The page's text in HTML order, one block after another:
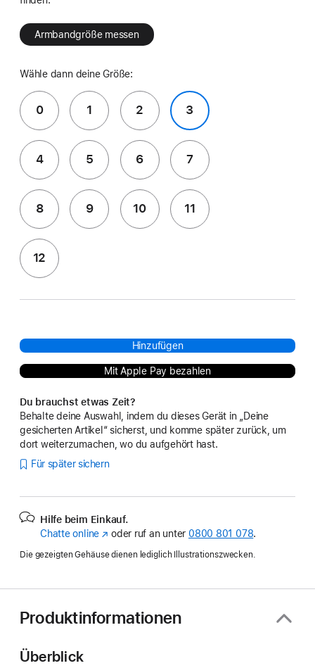
Armbandgröße messen
Wähle dann deine Größe:
0 1 2 3
4 5 6 7
8 9 10 11
12
Hinzufügen
Mit Apple Pay bezahlen
Du brauchst etwas Zeit?
Behalte deine Auswahl, indem du dieses Gerät in „Deine
gesicherten Artikel“ sicherst, und komme später zurück, um
dort weiterzumachen, wo du aufgehört hast.
Für später sichern
Hilfe beim Einkauf.
Chatte online (Öffnet
neues
oder ruf an unter 0800 801 078.
Die gezeigten Gehäuse dienen lediglich Illustrationszwecken.
Produktinformationen
Überblick